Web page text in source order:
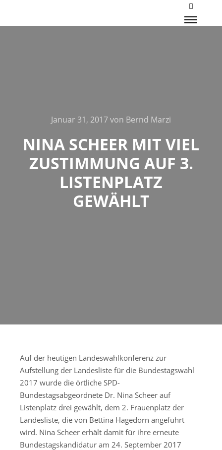
Mehr
Januar 31, 2017von Bernd Marzi
NINA SCHEER MIT VIEL
ZUSTIMMUNG AUF 3.
LISTENPLATZ
GEWÄHLT
Auf der heutigen Landeswahlkonferenz zur
Aufstellung der Landesliste für die Bundestagswahl
2017 wurde die örtliche SPD-
Bundestagsabgeordnete Dr. Nina Scheer auf
Listenplatz drei gewählt, dem 2. Frauenplatz der
Landesliste, die von Bettina Hagedorn angeführt
wird. Nina Scheer erhält damit für ihre erneute
Bundestagskandidatur am 24. September 2017